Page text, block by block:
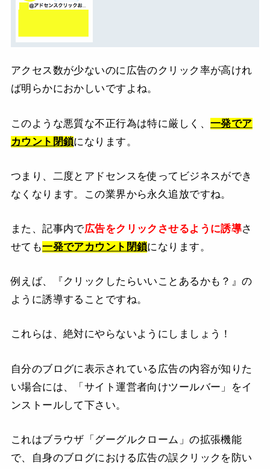
アクセス数が少ないのに広告のクリック率が高けれ
ば明らかにおかしいですよね。
このような悪質な不正行為は特に厳しく、 一発でア
カウント閉鎖になります。
つまり、二度とアドセンスを使ってビジネスができ
なくなります。この業界から永久追放ですね。
また、記事内で広告をクリックさせるように誘導さ
せても一発でアカウント閉鎖になります。
例えば、『クリックしたらいいことあるかも？』の
ように誘導することですね。
これらは、絶対にやらないようにしましょう！
自分のブログに表示されている広告の内容が知りた
い場合には、「サイト運営者向けツールバー」をイ
ンストールして下さい。
これはブラウザ「グーグルクローム」の拡張機能
で、自身のブログにおける広告の誤クリックを防い